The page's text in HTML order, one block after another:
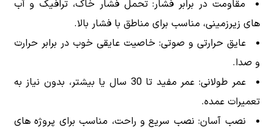
مقاومت در برابر فشار: تحمل فشار خاک، ترافیک و آب
های زیرزمینی، مناسب برای مناطق با فشار بالا.
عایق حرارتی و صوتی: خاصیت عایقی خوب در برابر حرارت
و صدا.
عمر طولانی: عمر مفید تا 30 سال یا بیشتر، بدون نیاز به
تعمیرات عمده.
نصب آسان: نصب سریع و راحت، مناسب برای پروژه های